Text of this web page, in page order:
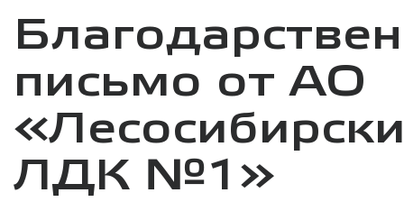
письмо от АО
ЛДК №1»